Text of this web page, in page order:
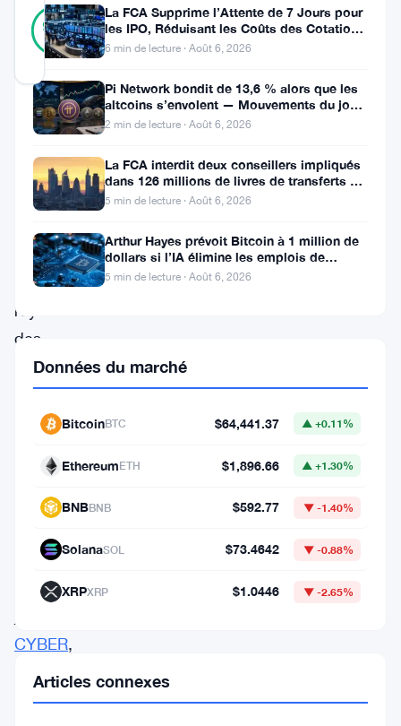
92%
RÉEL
Vérifié
24
votes
Mis à jour 3 ans il y a
Dans
tournure
passionnante
inattendue,
royaume
des
crypto-
monnaies
s’est
avec
une
électrisante
CYBER,
pilier
La FCA Supprime l’Attente de 7 Jours pour
les IPO, Réduisant les Coûts des Cotations
au Royaume-Uni
6 min de lecture · Août 6, 2026
Pi Network bondit de 13,6 % alors que les
altcoins s’envolent — Mouvements du jour
6 août
2 min de lecture · Août 6, 2026
La FCA interdit deux conseillers impliqués
dans 126 millions de livres de transferts de
retraite
5 min de lecture · Août 6, 2026
Arthur Hayes prévoit Bitcoin à 1 million de
dollars si l’IA élimine les emplois de
bureau
5 min de lecture · Août 6, 2026
Données du marché
BitcoinBTC $64,441.37 ▲ +0.11%
EthereumETH $1,896.66 ▲ +1.30%
BNBBNB $592.77 ▼ -1.40%
SolanaSOL $73.4642 ▼ -0.88%
XRPXRP $1.0446 ▼ -2.65%
Articles connexes